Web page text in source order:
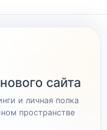
сайта
и личная полка
пространстве